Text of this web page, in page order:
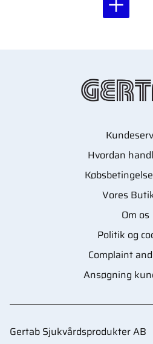
Hvordan
Vores
Om os
Politik og
Complaint
Ansøgning
Gertab Sjukvårdsprodukter AB